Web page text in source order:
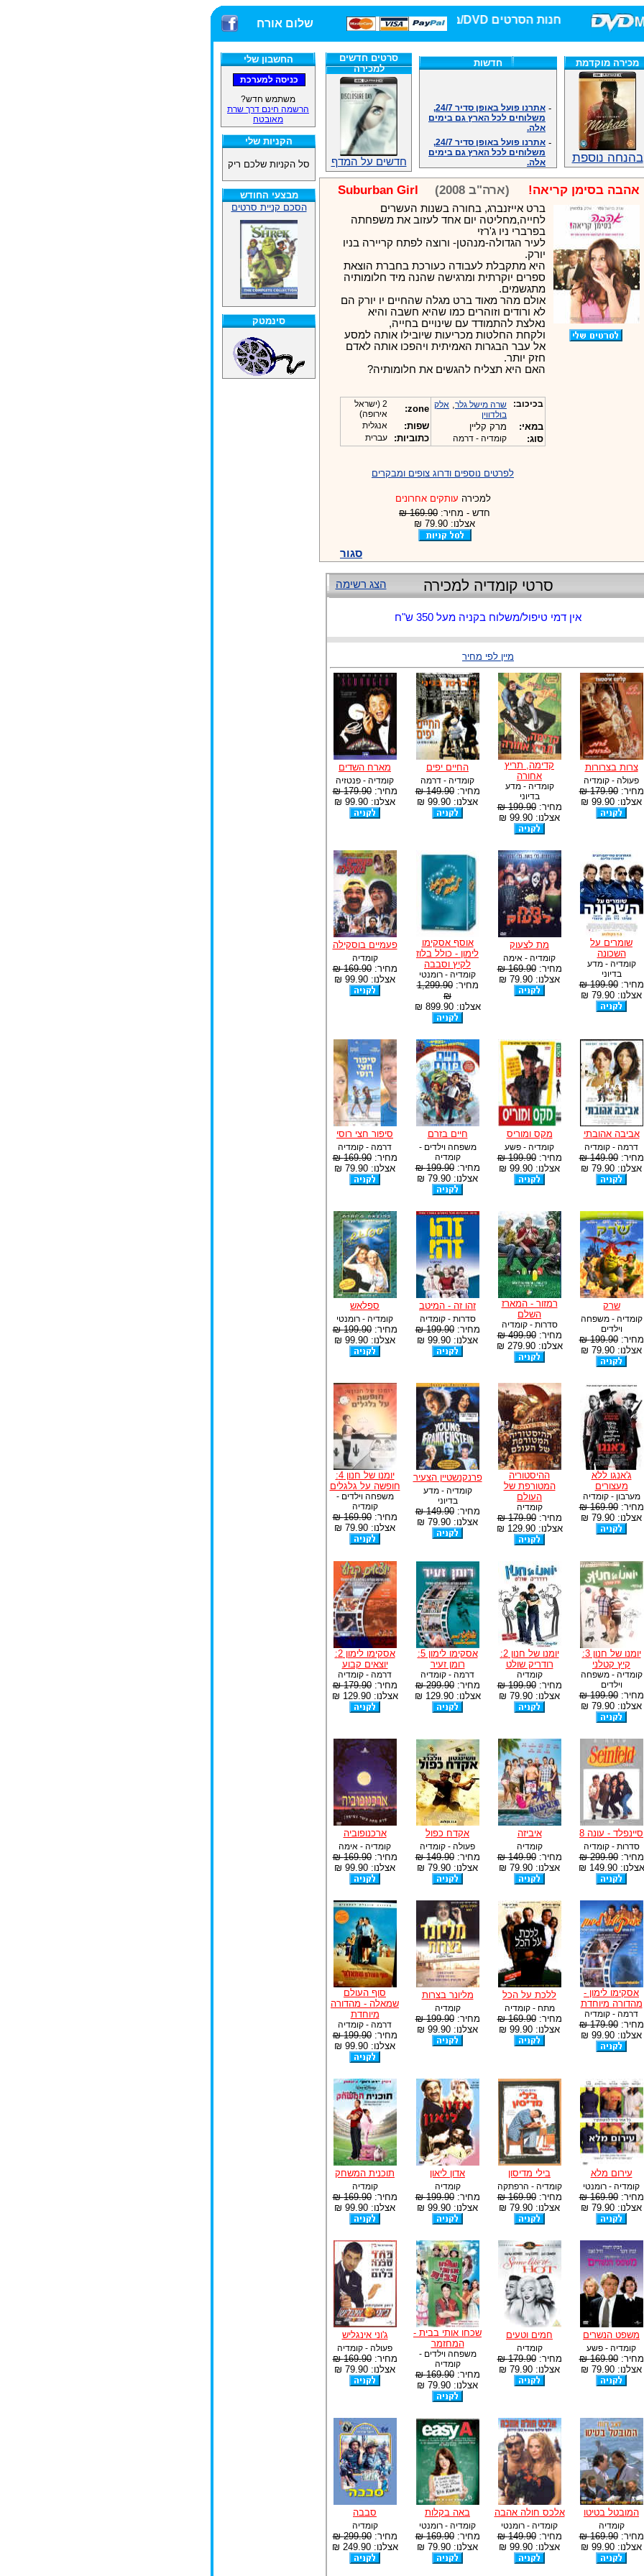
חנות הסרטים DVD/בלו-ריי/3D הגדולה ביותר! שלום אורח
החשבון שלי
משתמש חדש?
הרשמה חינם דרך שרת
מאובטח
הקניות שלי
סל הקניות שלכם ריק
מבצעי החודש
הסכם קניית סרטים
סינמטק
מכירה מוקדמת
בהנחה נוספת
חדשות
משלוחים לכל הארץ גם בימים
אלה.
משלוחים לכל הארץ גם בימים
אלה.
-אנחנו כאן לכול שאלה וזמינים
במענה הטלפוני שלנו.ובמייל
.האתר לרשותכם פעיל 24/7
מענה טלפוני: 09-7652392
צוות דיוידי מאסטר ישיר.
זמינים במייל ובטלפון. האתר
לרשותכם פעיל 24/7
צוות דיוידי מאסטר ישיר.
אנחנו כאן לכול שאלה וזמינים
במענה הטלפוני שלנו.ובמייל
.האתר לרשותכם 24/7
מענה טלפוני: 09-7652392
צוות דיוידי מאסטר ישיר.
סרטים חדשים
למכירה
חדשים על המדף
אהבה בסימן קריאה! (ארה"ב 2008) Suburban Girl
ברט אייזנברג, בחורה בשנות העשרים
לחייה,מחליטה יום אחד לעזוב את משפחתה
בפרברי ניו ג'רזי
לעיר הגדולה-מנהטן- ורוצה לפתח קריירה בניו
יורק.
היא מתקבלת לעבודה כעורכת בחברת הוצאת
ספרים יוקרתית ומרגישה שהנה מיד חלומותיה
מתגשמים.
אולם מהר מאוד ברט מגלה שהחיים יו יורק הם
לא ורודים וזוהרים כמו שהיא חשבה והיא
נאלצת להתמודד עם שינויים בחייה,
ולקחת החלטות מכריעות שיובילו אותה למסע
אל עבר הבגרות האמיתית ויהפכו אותה לאדם
חזק יותר.
האם היא תצליח להגשים את חלומותיה?
בכיכוב: שרה מישל גלר, אלק
בולדווין
במאי:
מרק קליין
סוג:
קומדיה - דרמה
zone:
2 (ישראל
אירופה)
שפות: אנגלית
כתוביות: עברית
לפרטים נוספים ודרוג צופים ומבקרים
למכירה עותקים אחרונים
חדש - מחיר: 169.90 ₪
אצלנו: 79.90 ₪
סגור
הצג רשימה סרטי קומדיה למכירה
אין דמי טיפול/משלוח בקניה מעל 350 ש"ח
מיין לפי מחיר
צרות בצרורות
פעולה - קומדיה
מחיר:179.90 ₪
אצלנו: 99.90 ₪
קדימה, תריץ
אחורה
קומדיה - מדע
בדיוני
מחיר:199.90 ₪
אצלנו: 99.90 ₪
החיים יפים
קומדיה - דרמה
מחיר:149.90 ₪
אצלנו: 99.90 ₪
מארח השדים
קומדיה - פנטזיה
מחיר:179.90 ₪
אצלנו: 99.90 ₪
שומרים על
השכונה
קומדיה - מדע
בדיוני
מחיר:199.90 ₪
אצלנו: 79.90 ₪
מת לצעוק
קומדיה - אימה
מחיר:169.90 ₪
אצלנו: 79.90 ₪
אוסף אסקימו
לימון - כולל בלוז
לקיץ וסבבה
קומדיה - רומנטי
מחיר:1,299.90
₪
אצלנו: 899.90 ₪
פעמיים בוסקילה
קומדיה
מחיר:169.90 ₪
אצלנו: 99.90 ₪
אביבה אהובתי
דרמה - קומדיה
מחיר:149.90 ₪
אצלנו: 79.90 ₪
מקס ומוריס
קומדיה - פשע
מחיר:199.90 ₪
אצלנו: 99.90 ₪
חיים בזרם
משפחה וילדים -
קומדיה
מחיר:199.90 ₪
אצלנו: 79.90 ₪
סיפור חצי רוסי
דרמה - קומדיה
מחיר:169.90 ₪
אצלנו: 79.90 ₪
שרק
קומדיה - משפחה
וילדים
מחיר:199.90 ₪
אצלנו: 79.90 ₪
רמזור - המארז
השלם
סדרות - קומדיה
מחיר:499.90 ₪
אצלנו: 279.90 ₪
זהו זה - המיטב
סדרות - קומדיה
מחיר:199.90 ₪
אצלנו: 99.90 ₪
ספלאש
קומדיה - רומנטי
מחיר:199.90 ₪
אצלנו: 99.90 ₪
ג'אנגו ללא
מעצורים
מערבון - קומדיה
מחיר:169.90 ₪
אצלנו: 79.90 ₪
ההיסטוריה
המטורפת של
העולם
קומדיה
מחיר:179.90 ₪
אצלנו: 129.90 ₪
פרנקנשטיין הצעיר
קומדיה - מדע
בדיוני
מחיר:149.90 ₪
אצלנו: 79.90 ₪
יומנו של חנון 4:
חופשה על גלגלים
משפחה וילדים -
קומדיה
מחיר:169.90 ₪
אצלנו: 79.90 ₪
יומנו של חנון 3:
קיץ קטלני
קומדיה - משפחה
וילדים
מחיר:199.90 ₪
אצלנו: 79.90 ₪
יומנו של חנון 2:
רודריק שולט
קומדיה
מחיר:199.90 ₪
אצלנו: 79.90 ₪
אסקימו לימון 5:
רומן זעיר
דרמה - קומדיה
מחיר:299.90 ₪
אצלנו: 129.90 ₪
אסקימו לימון 2:
יוצאים קבוע
דרמה - קומדיה
מחיר:179.90 ₪
אצלנו: 129.90 ₪
סיינפלד - עונה 8
סדרות - קומדיה
מחיר:299.90 ₪
אצלנו: 149.90 ₪
איביזה
קומדיה
מחיר:149.90 ₪
אצלנו: 79.90 ₪
אקדח כפול
פעולה - קומדיה
מחיר:149.90 ₪
אצלנו: 79.90 ₪
ארכנופוביה
קומדיה - אימה
מחיר:169.90 ₪
אצלנו: 99.90 ₪
אסקימו לימון -
מהדורה מיוחדת
דרמה - קומדיה
מחיר:179.90 ₪
אצלנו: 99.90 ₪
ללכת על הכל
מתח - קומדיה
מחיר:169.90 ₪
אצלנו: 99.90 ₪
מליונר בצרות
קומדיה
מחיר:199.90 ₪
אצלנו: 99.90 ₪
סוף העולם
שמאלה - מהדורה
מיוחדת
דרמה - קומדיה
מחיר:199.90 ₪
אצלנו: 99.90 ₪
עירום מלא
קומדיה - רומנטי
מחיר:169.90 ₪
אצלנו: 79.90 ₪
בילי מדיסון
קומדיה - הרפתקה
מחיר:169.90 ₪
אצלנו: 79.90 ₪
אדון ליאון
קומדיה
מחיר:199.90 ₪
אצלנו: 99.90 ₪
תוכנית המשחק
קומדיה
מחיר:169.90 ₪
אצלנו: 99.90 ₪
משפט הנשרים
קומדיה - פשע
מחיר:169.90 ₪
אצלנו: 79.90 ₪
חמים וטעים
קומדיה
מחיר:179.90 ₪
אצלנו: 79.90 ₪
שכחו אותי בבית -
המחזמר
משפחה וילדים -
קומדיה
מחיר:169.90 ₪
אצלנו: 79.90 ₪
ג'וני אינגליש
פעולה - קומדיה
מחיר:169.90 ₪
אצלנו: 79.90 ₪
המובטל בטיטו
קומדיה
מחיר:169.90 ₪
אצלנו: 99.90 ₪
אלכס חולה אהבה
קומדיה - רומנטי
מחיר:149.90 ₪
אצלנו: 99.90 ₪
באה בקלות
קומדיה - רומנטי
מחיר:169.90 ₪
אצלנו: 79.90 ₪
סבבה
קומדיה
מחיר:299.90 ₪
אצלנו: 249.90 ₪